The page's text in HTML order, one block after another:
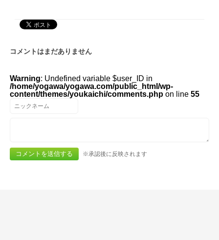
コメントはまだありません
Warning: Undefined variable $user_ID in
/home/yogawa/yogawa.com/public_html/wp-
content/themes/youkaichi/comments.php on line 55
※承認後に反映されます